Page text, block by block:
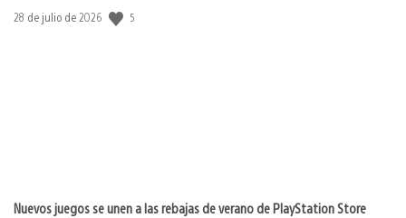
Fecha
28 de julio de 2026 5
Nuevos juegos se unen a las rebajas de verano de PlayStation Store